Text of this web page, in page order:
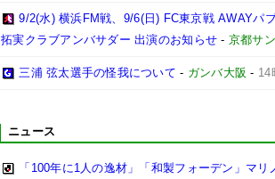
9/2(水) 横浜FM戦、9/6(日) FC東京戦 AWAYパ
拓実クラブアンバサダー 出演のお知らせ - 京都サ
三浦 弦太選手の怪我について - ガンバ大阪 - 14
ニュース
「100年に1人の逸材」「和製フォーデン」マ